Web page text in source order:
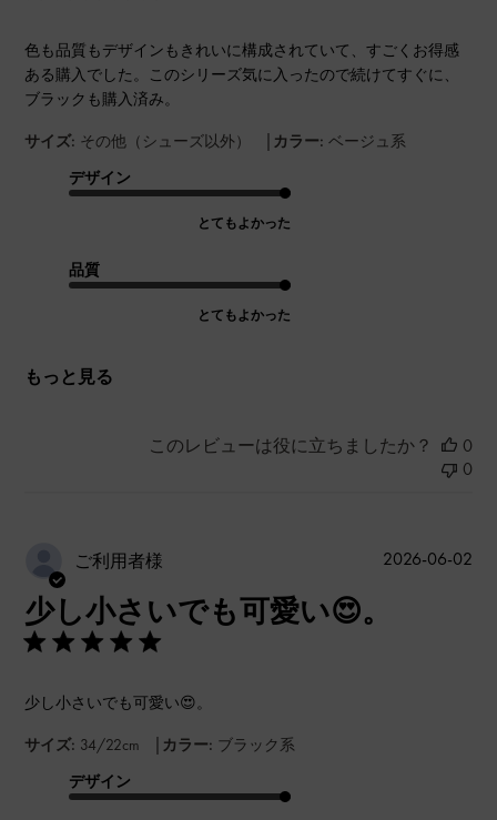
色も品質もデザインもきれいに構成されていて、すごくお得感
ある購入でした。このシリーズ気に入ったので続けてすぐに、
ブラックも購入済み。
サイズ: その他（シューズ以外） | カラー: ベージュ系
デザイン
とてもよかった
品質
とてもよかった
もっと見る
このレビューは役に立ちましたか？
0
0
ご利用者様
少し小さいでも可愛い😍。
少し小さいでも可愛い😍。
サイズ: 34/22cm | カラー: ブラック系
デザイン
公
2026-06-02